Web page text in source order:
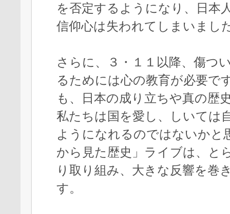
を否定するようになり、日本
信仰心は失われてしまいまし
さらに、３・１１以降、傷つ
るためには心の教育が必要で
も、日本の成り立ちや真の歴
私たちは国を愛し、しいては
ようになれるのではないかと
から見た歴史」ライブは、と
り取り組み、大きな反響を巻
す。